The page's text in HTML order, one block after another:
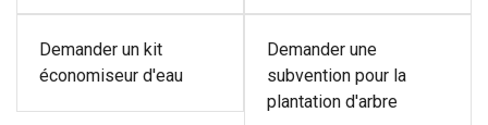
Demander un kit
économiseur d'eau
Demander une
subvention pour la
plantation d'arbre